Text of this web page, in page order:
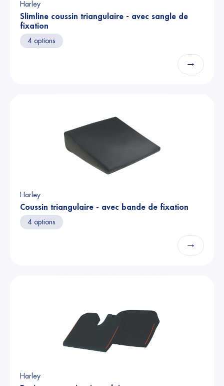
Harley
Slimline coussin triangulaire - avec sangle de
fixation
4 options
→
Harley
Coussin triangulaire - avec bande de fixation
4 options
→
Harley